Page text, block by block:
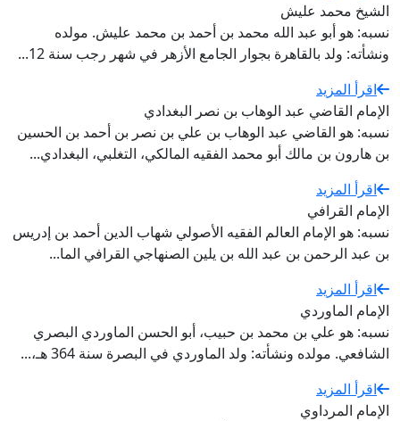
الشيخ محمد عليش
نسبه: هو أبو عبد الله محمد بن أحمد بن محمد عليش. مولده
ونشأته: ولد بالقاهرة بجوار الجامع الأزهر في شهر رجب سنة 12...
اقرأ المزيد
الإمام القاضي عبد الوهاب بن نصر البغدادي
نسبه: هو القاضي عبد الوهاب بن علي بن نصر بن أحمد بن الحسين
بن هارون بن مالك أبو محمد الفقيه المالكي، التغلبي، البغدادي...
اقرأ المزيد
الإمام القرافي
نسبه: هو الإمام العالم الفقيه الأصولي شهاب الدين أحمد بن إدريس
بن عبد الرحمن بن عبد الله بن يلين الصنهاجي القرافي الما...
اقرأ المزيد
الإمام الماوردي
نسبه: هو علي بن محمد بن حبيب، أبو الحسن الماوردي البصري
الشافعي. مولده ونشأته: ولد الماوردي في البصرة سنة 364 هـ،...
اقرأ المزيد
الإمام المرداوي